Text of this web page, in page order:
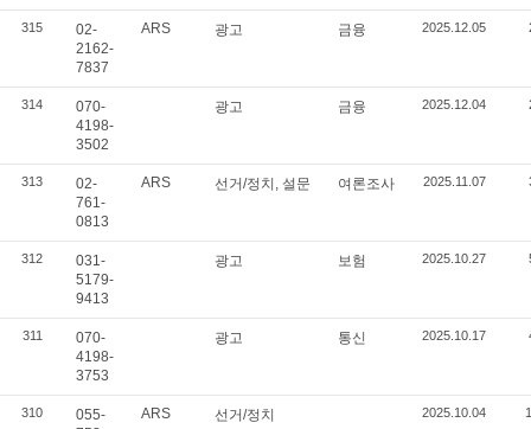
315
02-
2162-
7837
ARS 광고 금융 2025.12.05
314
070-
4198-
3502
광고 금융 2025.12.04
313
02-
761-
0813
ARS 선거/정치, 설문 여론조사 2025.11.07
312
031-
5179-
9413
광고 보험 2025.10.27
311
070-
4198-
3753
광고 통신 2025.10.17
310
055-
ARS 선거/정치 2025.10.04